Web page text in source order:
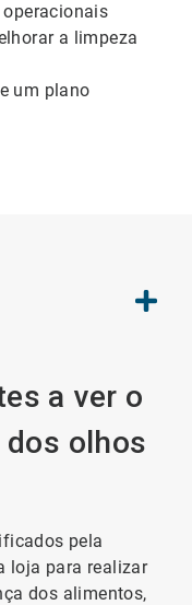
operacionais
a limpeza
um plano
a ver o
olhos
pela
loja para realizar
dos alimentos,